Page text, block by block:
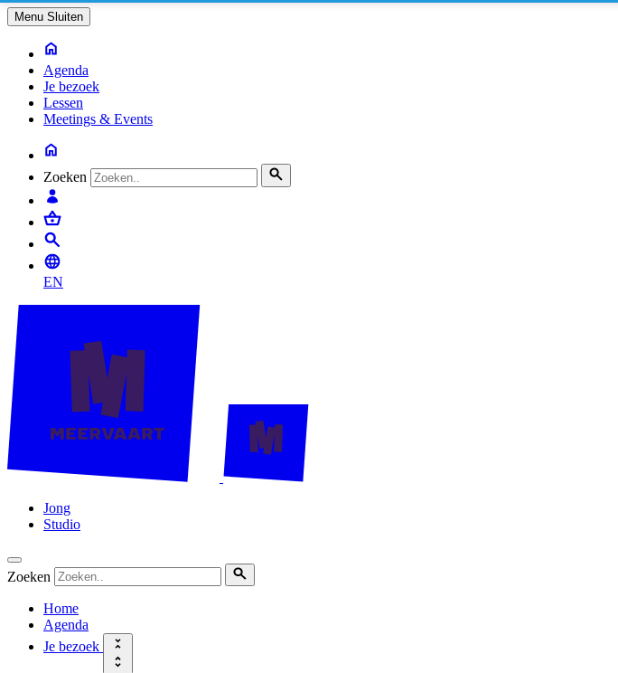
Menu Sluiten
Agenda
Je bezoek
Lessen
Meetings & Events
Zoeken
EN
Jong
Studio
Zoeken
Home
Agenda
Je bezoek